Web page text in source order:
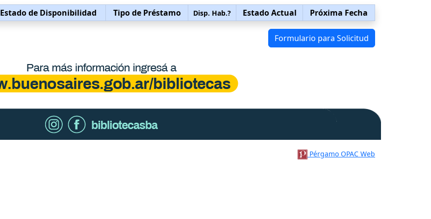
Estado de Disponibilidad Tipo de Préstamo Disp. Hab.? Estado Actual Próxima Fecha
Formulario para Solicitud
Pérgamo OPAC Web